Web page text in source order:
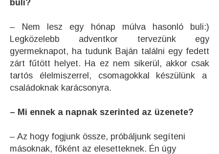
buli?
– Nem lesz egy hónap múlva hasonló buli:)
Legközelebb adventkor tervezünk egy
gyermeknapot, ha tudunk Baján találni egy fedett
zárt fűtött helyet. Ha ez nem sikerül, akkor csak
tartós élelmiszerrel, csomagokkal készülünk a
családoknak karácsonyra.
– Mi ennek a napnak szerinted az üzenete?
– Az hogy fogjunk össze, próbáljunk segíteni
másoknak, főként az elesetteknek. Én úgy